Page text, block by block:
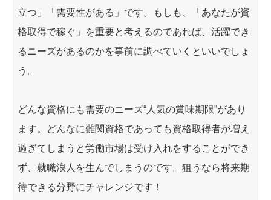
立つ」「需要性がある」です。もしも、「あなたが資
格取得で稼ぐ」を重要と考えるのであれば、活躍でき
るニーズがあるのかを事前に調べていくといいでしょ
う。
どんな資格にも需要のニーズ“人気の賞味期限”があり
ます。どんなに難関資格であっても資格取得者が増え
過ぎてしまうと労働市場は受け入れをすることができ
ず、就職浪人を生んでしまうのです。狙うなら将来期
待できる分野にチャレンジです！